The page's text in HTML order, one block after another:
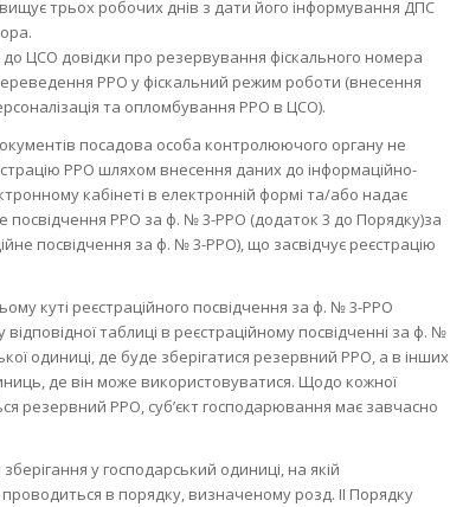
трьох робочих днів з дати його інформування ДПС
ЦСО довідки про резервування фіскального номера
РРО у фіскальний режим роботи (внесення
та опломбування РРО в ЦСО).
посадова особа контролюючого органу не
РРО шляхом внесення даних до інформаційно-
кабінеті в електронній формі та/або надає
посвідчення РРО за ф. № 3-РРО (додаток 3 до Порядку)за
посвідчення за ф. № 3-РРО), що засвідчує реєстрацію
куті реєстраційного посвідчення за ф. № 3-РРО
таблиці в реєстраційному посвідченні за ф. №
одиниці, де буде зберігатися резервний РРО, а в інших
де він може використовуватися. Щодо кожної
резервний РРО, суб’єкт господарювання має завчасно
у господарський одиниці, на якій
в порядку, визначеному розд. ІІ Порядку